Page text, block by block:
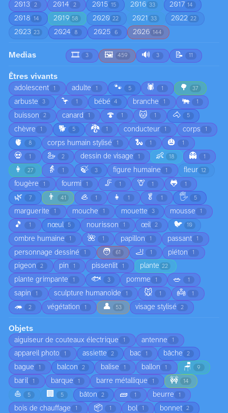
2013 2 2014 2 2015 15 2016 33 2017 14
2018 14 2019 58 2020 22 2021 33 2022 22
2023 23 2024 8 2025 6 2026 144
Medias 🎞️ 3 🖼️ 459 🔊 3 📝 11
Êtres vivants
adolescent 1 adulte 1 🐾 5 🕷️ 1 🌳 37
arbuste 3 🦩 1 bébé 4 branche 1 🐃 1
buisson 2 canard 1 🍄 1 🐱 1 🐴 5
chèvre 1 🐕 5 🐉 1 conducteur 1 corps 1
🫀 8 corps humain stylisé 1 🐍 1 🎃 1
💀 1 🦢 2 dessin de visage 1 👶 18 👻 1
👩 27 👵 1 🍃 3 figure humaine 1 fleur 12
fougère 1 fourmi 1 🦵 1 🦒 1 🐸 1
🌿 7 👨 41 🦪 1 👧 1 🥬 1 🖐️ 5
marguerite 1 mouche 1 mouette 3 mousse 1
🎵 1 nœul 5 nourisson 1 œil 2 🐦 10
ombre humaine 1 🌺 1 papillon 1 passant 1
personnage dessiné 1 🧑 61 🦶 1 piéton 1
pigeon 2 pin 1 pissenlit 1 plante 22
plante grimpante 1 🐟 3 pomme 1 🥗 1
sapin 1 sculpture humanoïde 1 🐭 1 👼 1
🦔 2 végétation 1 👤 53 visage stylisé 2
Objets
aiguiseur de couteaux électrique 1 antenne 1
appareil photo 1 assiette 2 bac 1 bâche 2
bague 1 balcon 2 balise 1 ballon 1 🪑 9
baril 1 barque 1 barre métallique 1 🚧 14
⛵ 5 🏢 5 bâton 2 🧱 1 beurre 1
bois de chauffage 1 📦 1 bol 1 bonnet 2